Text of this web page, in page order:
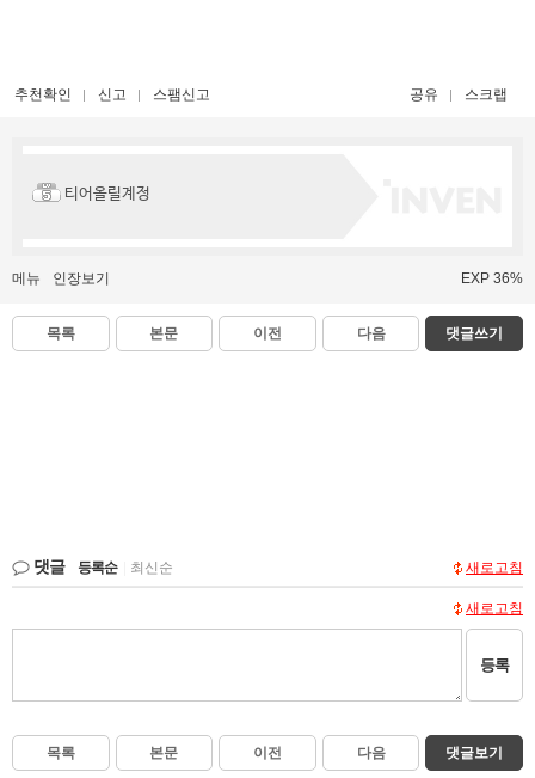
추천확인 신고 스팸신고 공유 스크랩
티어올릴계정
메뉴 인장보기 EXP 36%
목록 본문 이전 다음 댓글쓰기
댓글 등록순 최신순 새로고침
새로고침
등록
목록 본문 이전 다음 댓글보기